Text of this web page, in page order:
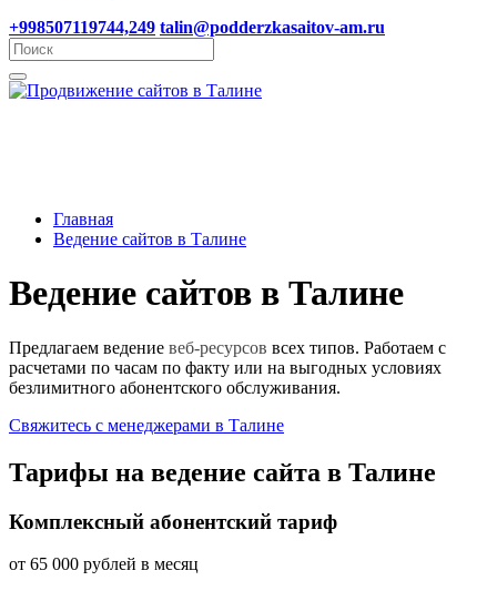
+998507119744,249 talin@podderzkasaitov-am.ru
Главная
Ведение сайтов в Талине
Ведение сайтов в Талине
Предлагаем ведение веб-ресурсов всех типов. Работаем с
расчетами по часам по факту или на выгодных условиях
безлимитного абонентского обслуживания.
Свяжитесь с менеджерами в Талине
Тарифы на ведение сайта в Талине
Комплексный абонентский тариф
от 65 000 рублей в месяц